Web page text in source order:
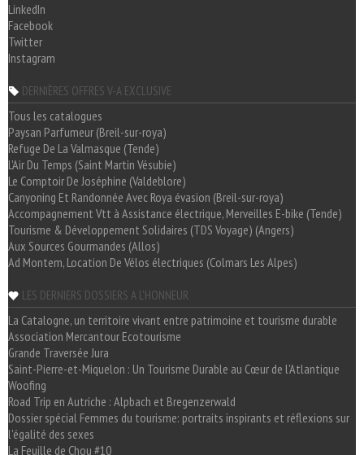
LinkedIn
Facebook
Twitter
Instagram
DERNIÈRES OFFRES V-A EXCLUSIVE
Tous les catalogues
Paysan Parfumeur (Breil-sur-roya)
Refuge De La Valmasque (Tende)
L'Air Du Temps (Saint Martin Vésubie)
Le Comptoir De Joséphine (Valdeblore)
Canyoning Et Randonnée Avec Roya évasion (Breil-sur-roya)
Accompagnement Vtt à Assistance électrique, Merveilles E-bike (Tende)
Tourisme & Développement Solidaires (TDS Voyage) (Angers)
Aux Sources Gourmandes (Allos)
Ad Montem, Location De Vélos électriques (Colmars Les Alpes)
LES DERNIERS DOSSIERS A L'HONNEUR
La Catalogne, un territoire vivant entre patrimoine et tourisme durable
Association Mercantour Ecotourisme
Grande Traversée Jura
Saint-Pierre-et-Miquelon : Un Tourisme Durable au Cœur de l'Atlantique
Woofing
Road Trip en Autriche : Alpbach et Bregenzerwald
Dossier spécial Femmes du tourisme: portraits inspirants et réflexions sur
l'égalité des sexes
La Feuille de Chou #10